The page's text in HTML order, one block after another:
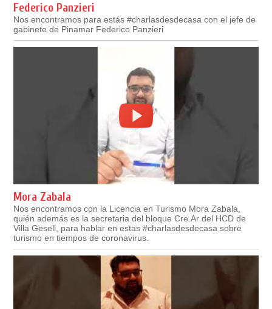
Federico Panzieri
Nos encontramos para estás #charlasdesdecasa con el jefe de
gabinete de Pinamar Federico Panzieri
Mora Zabala
Nos encontramos con la Licencia en Turismo Mora Zabala,
quién además es la secretaria del bloque Cre.Ar del HCD de
Villa Gesell, para hablar en estas #charlasdesdecasa sobre
turismo en tiempos de coronavirus.